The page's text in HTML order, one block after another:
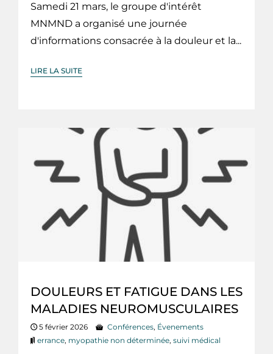
Samedi 21 mars, le groupe d'intérêt
MNMND a organisé une journée
d'informations consacrée à la douleur et la...
LIRE LA SUITE
DOULEURS ET FATIGUE DANS LES
MALADIES NEUROMUSCULAIRES
5 février 2026 Conférences, Évenements
errance, myopathie non déterminée, suivi médical